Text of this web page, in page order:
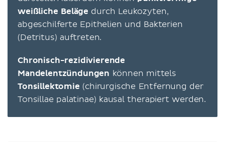
weißliche Beläge durch Leukozyten,
abgeschilferte Epithelien und Bakterien
(Detritus) auftreten.
Chronisch-rezidivierende
Mandelentzündungen können mittels
Tonsillektomie (chirurgische Entfernung der
Tonsillae palatinae) kausal therapiert werden.